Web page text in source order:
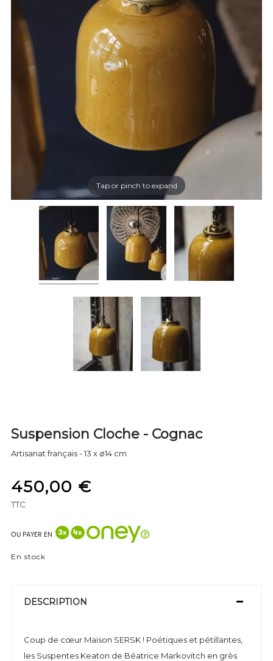
Tap or pinch to expand
Suspension Cloche - Cognac
Artisanat français - 13 x ø14 cm
450,00 €
TTC
OU PAYER EN
En stock
DESCRIPTION
Coup de cœur Maison SERSK ! Poétiques et pétillantes,
les Suspentes Keaton de Béatrice Markovitch en grès